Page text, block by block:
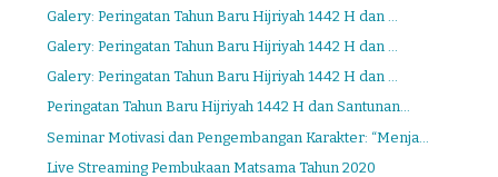
Galery: Peringatan Tahun Baru Hijriyah 1442 H dan ...
Galery: Peringatan Tahun Baru Hijriyah 1442 H dan ...
Galery: Peringatan Tahun Baru Hijriyah 1442 H dan ...
Peringatan Tahun Baru Hijriyah 1442 H dan Santunan...
Seminar Motivasi dan Pengembangan Karakter: “Menja...
Live Streaming Pembukaan Matsama Tahun 2020